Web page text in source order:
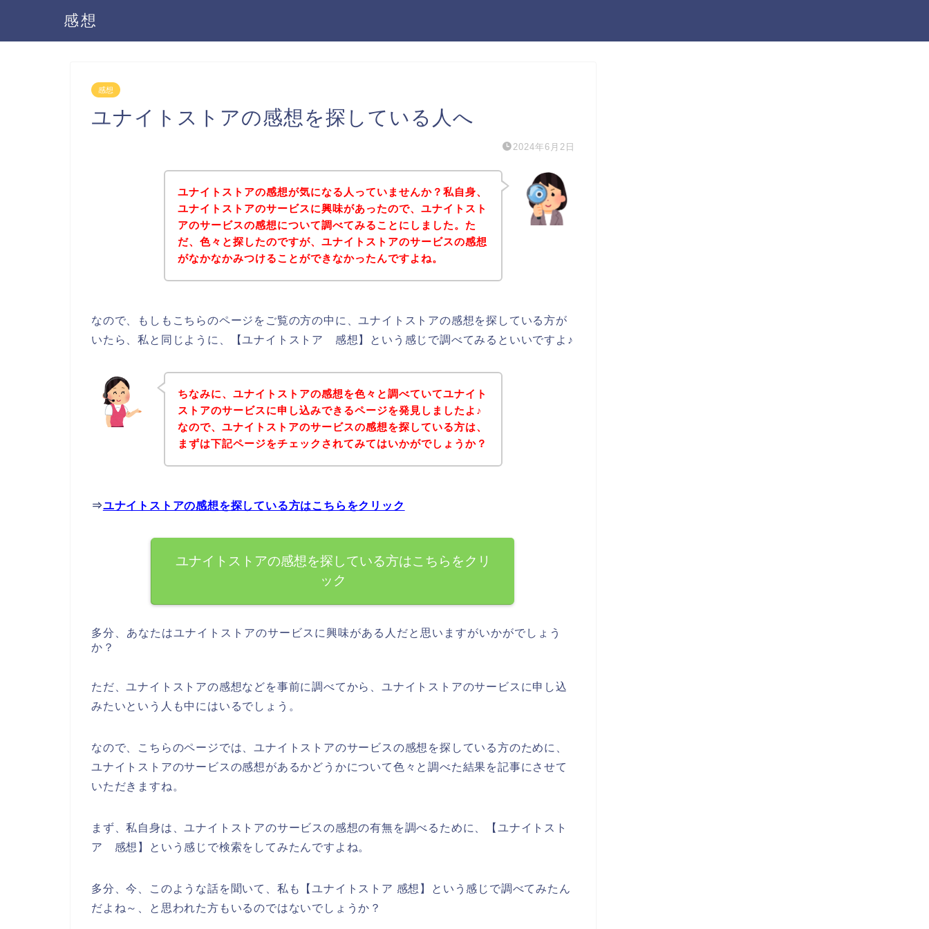
感想
感想
ユナイトストアの感想を探している人へ
2024年6月2日
ユナイトストアの感想が気になる人っていませんか？私自身、
ユナイトストアのサービスに興味があったので、ユナイトスト
アのサービスの感想について調べてみることにしました。た
だ、色々と探したのですが、ユナイトストアのサービスの感想
がなかなかみつけることができなかったんですよね。
なので、もしもこちらのページをご覧の方の中に、ユナイトストアの感想を探している方が
いたら、私と同じように、【ユナイトストア 感想】という感じで調べてみるといいですよ♪
ちなみに、ユナイトストアの感想を色々と調べていてユナイト
ストアのサービスに申し込みできるページを発見しましたよ♪
なので、ユナイトストアのサービスの感想を探している方は、
まずは下記ページをチェックされてみてはいかがでしょうか？
⇒ユナイトストアの感想を探している方はこちらをクリック
ユナイトストアの感想を探している方はこちらをクリ
ック
多分、あなたはユナイトストアのサービスに興味がある人だと思いますがいかがでしょう
か？
ただ、ユナイトストアの感想などを事前に調べてから、ユナイトストアのサービスに申し込
みたいという人も中にはいるでしょう。
なので、こちらのページでは、ユナイトストアのサービスの感想を探している方のために、
ユナイトストアのサービスの感想があるかどうかについて色々と調べた結果を記事にさせて
いただきますね。
まず、私自身は、ユナイトストアのサービスの感想の有無を調べるために、【ユナイトスト
ア 感想】という感じで検索をしてみたんですよね。
多分、今、このような話を聞いて、私も【ユナイトストア 感想】という感じで調べてみたん
だよね～、と思われた方もいるのではないでしょうか？